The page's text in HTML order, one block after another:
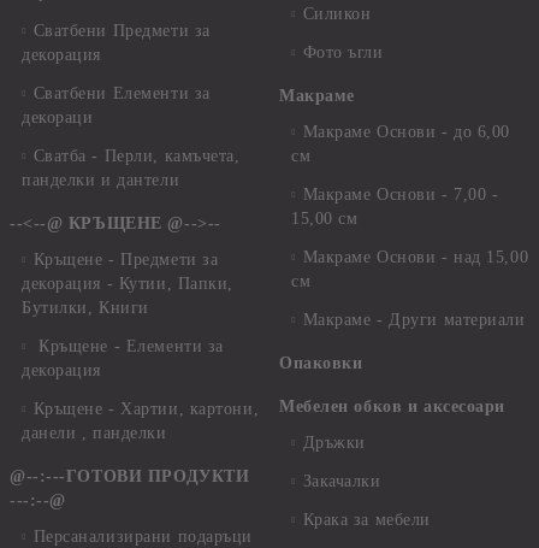
Сватбени Предмети за
декорация
Сватбени Елементи за
декораци
Сватба - Перли, камъчета,
панделки и дантели
--<--@ КРЪЩЕНЕ @-->--
Кръщене - Предмети за
декорация - Кутии, Папки,
Бутилки, Книги
Кръщене - Елементи за
декорация
Кръщене - Хартии, картони,
данели , панделки
@--:---ГОТОВИ ПРОДУКТИ
---:--@
Персанализирани подаръци
Силикон
Фото ъгли
Макраме
Макраме Основи - до 6,00
см
Макраме Основи - 7,00 -
15,00 см
Макраме Основи - над 15,00
см
Макраме - Други материали
Опаковки
Мебелен обков и аксесоари
Дръжки
Закачалки
Крака за мебели